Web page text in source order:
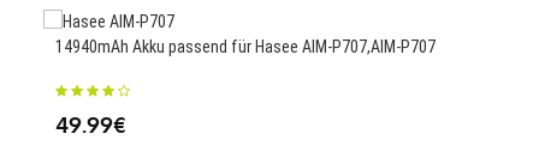
14940mAh Akku passend für Hasee AIM-P707,AIM-P707
49.99€